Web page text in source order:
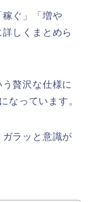
ぐ」「増や
しくまとめら
贅沢な仕様に
なっています。
ラッと意識が